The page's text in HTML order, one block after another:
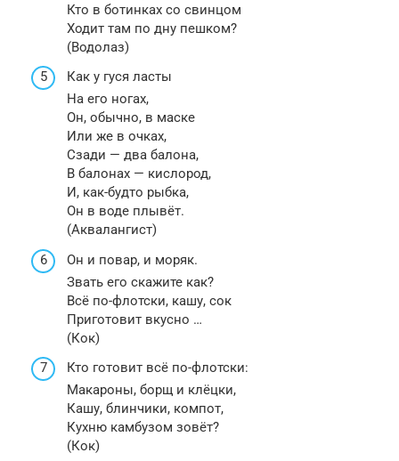
Кто в ботинках со свинцом
Ходит там по дну пешком?
(Водолаз)
Как у гуся ласты
На его ногах,
Он, обычно, в маске
Или же в очках,
Сзади — два балона,
В балонах — кислород,
И, как-будто рыбка,
Он в воде плывёт.
(Аквалангист)
Он и повар, и моряк.
Звать его скажите как?
Всё по-флотски, кашу, сок
Приготовит вкусно …
(Кок)
Кто готовит всё по-флотски:
Макароны, борщ и клёцки,
Кашу, блинчики, компот,
Кухню камбузом зовёт?
(Кок)